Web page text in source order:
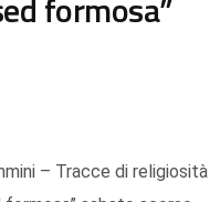
– Tracce di religiosità